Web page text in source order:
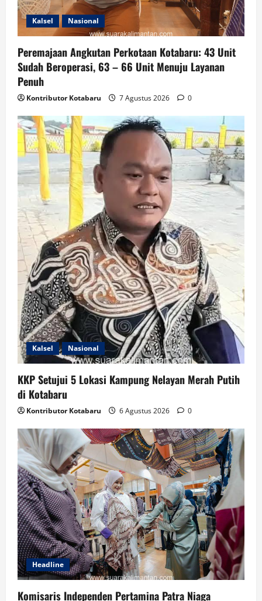
Kalsel Nasional
Peremajaan Angkutan Perkotaan Kotabaru: 43 Unit
Sudah Beroperasi, 63 – 66 Unit Menuju Layanan
Penuh
Kontributor Kotabaru 7 Agustus 2026 0
Kalsel Nasional
KKP Setujui 5 Lokasi Kampung Nelayan Merah Putih
di Kotabaru
Kontributor Kotabaru 6 Agustus 2026 0
Headline
Komisaris Independen Pertamina Patra Niaga